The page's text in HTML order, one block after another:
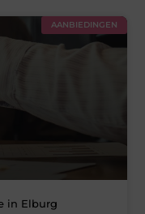
AANBIEDINGEN
in Elburg